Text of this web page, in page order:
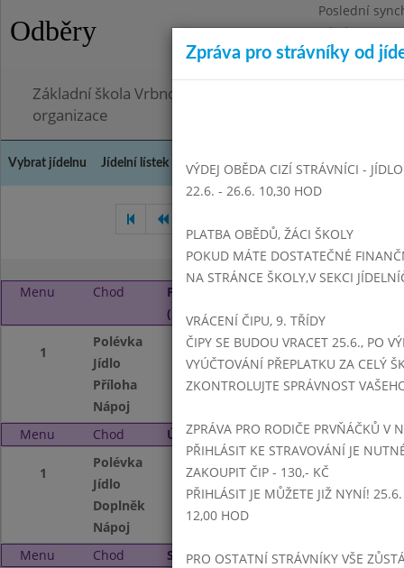
Odběry
Poslední
Pátek
Omezení
Základní škola Vrbno pod Pradědem, okres Bruntál,
organizace
Vybrat jídelnu Jídelní lístek Historie Kontakty a informace
Menu Chod
Pondělí 2. 9. 2024
(11:15 - 14:00)
1
Polévka
jen pro
Jídlo
Boloňské
Příloha
Pudink s ovocem
Nápoj
Menu
Chod Úterý 3. 9. 2024 (11:15 - 14:00)
1
Polévka
Rajská s
Jídlo
Kuřecí plátek,
Doplněk
Zeleninový bar
Nápoj
Menu
Chod Středa 4. 9. 2024 (11:15 - 14:00)
Zpráva pro strávníky od
VÝDEJ OBĚDA CIZÍ STRÁVNÍCI -
22.6. - 26.6. 10,30 HOD
PLATBA OBĚDŮ, ŽÁCI ŠKOLY
POKUD MÁTE DOSTATEČNÉ
NA STRÁNCE ŠKOLY,V SEKCI
VRÁCENÍ ČIPU, 9. TŘÍDY
ČIPY SE BUDOU VRACET 25.6., PO
VYÚČTOVÁNÍ PŘEPLATKU ZA CELÝ
ZKONTROLUJTE SPRÁVNOST
ZPRÁVA PRO RODIČE PRVŇÁČKŮ V
PŘIHLÁSIT KE STRAVOVÁNÍ JE
ZAKOUPIT ČIP - 130,- KČ
PŘIHLÁSIT JE MŮŽETE JIŽ NYNÍ!
12,00 HOD
PRO OSTATNÍ STRÁVNÍKY VŠE